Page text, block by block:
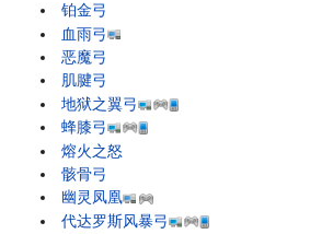
铂金弓
血雨弓
恶魔弓
肌腱弓
地狱之翼弓
蜂膝弓
熔火之怒
骸骨弓
幽灵凤凰
代达罗斯风暴弓